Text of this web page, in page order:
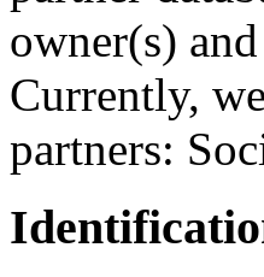
owner(s)
Currently,
partners: